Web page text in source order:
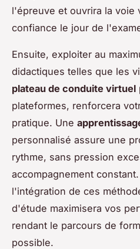
l'épreuve et ouvrira la voie
confiance le jour de
Ensuite, exploiter au
didactiques telles que les
plateau de conduite virtuel
plateformes, renforcera
pratique. Une
personnalisé assure une
rythme, sans pression
accompagnement
l'intégration de ces
d'étude maximisera vos
rendant le parcours de
possible.